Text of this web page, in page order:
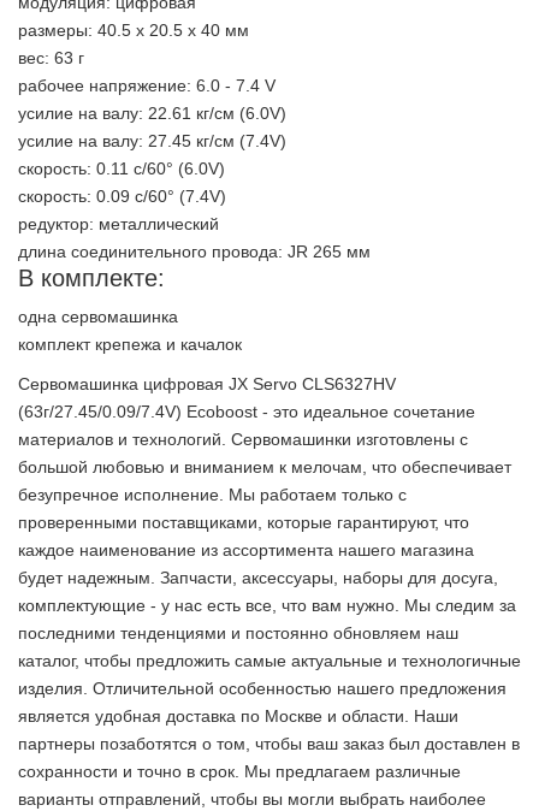
размеры: 40.5 х 20.5 х 40 мм
вес: 63 г
рабочее напряжение: 6.0 - 7.4 V
усилие на валу: 22.61 кг/см (6.0V)
усилие на валу: 27.45 кг/см (7.4V)
скорость: 0.11 с/60° (6.0V)
скорость: 0.09 с/60° (7.4V)
редуктор: металлический
длина соединительного провода: JR 265 мм
В комплекте:
одна сервомашинка
комплект крепежа и качалок
Сервомашинка цифровая JX Servo CLS6327HV
(63г/27.45/0.09/7.4V) Ecoboost - это идеальное сочетание
материалов и технологий. Сервомашинки изготовлены с
большой любовью и вниманием к мелочам, что обеспечивает
безупречное исполнение. Мы работаем только с
проверенными поставщиками, которые гарантируют, что
каждое наименование из ассортимента нашего магазина
будет надежным. Запчасти, аксессуары, наборы для досуга,
комплектующие - у нас есть все, что вам нужно. Мы следим за
последними тенденциями и постоянно обновляем наш
каталог, чтобы предложить самые актуальные и технологичные
изделия. Отличительной особенностью нашего предложения
является удобная доставка по Москве и области. Наши
партнеры позаботятся о том, чтобы ваш заказ был доставлен в
сохранности и точно в срок. Мы предлагаем различные
варианты отправлений, чтобы вы могли выбрать наиболее